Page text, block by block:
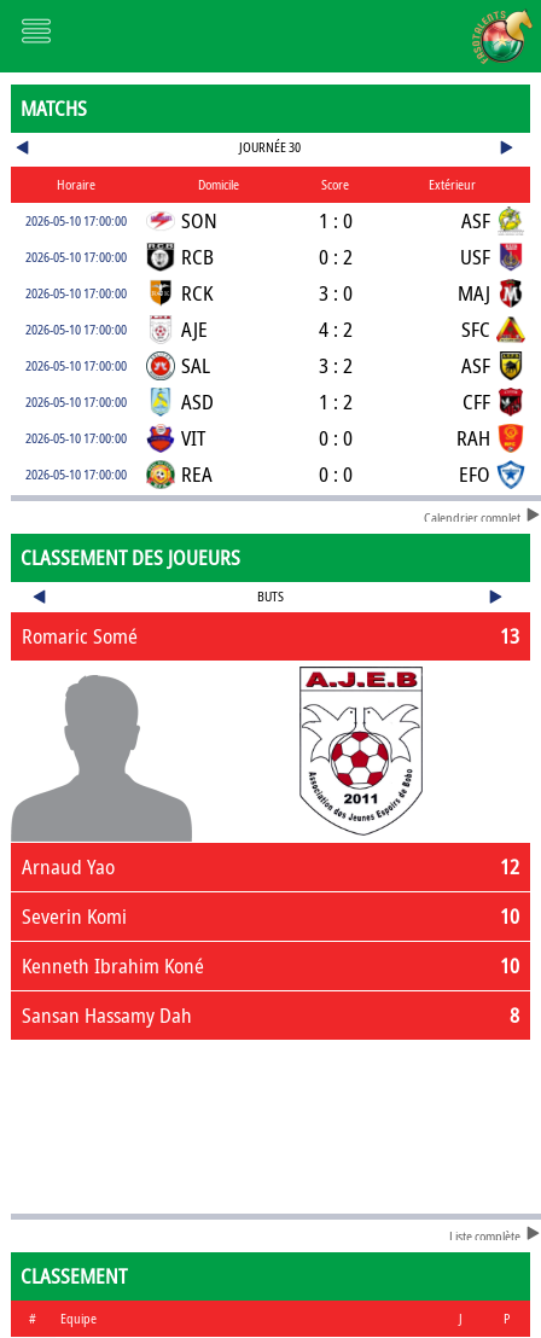
MATCHS
JOURNÉE 30
Horaire Domicile Score
Extérieur
2026-05-10 17:00:00
SON 1 : 0 ASF
2026-05-10 17:00:00 RCB 0 : 2 USF
2026-05-10 17:00:00 RCK 3 : 0 MAJ
2026-05-10 17:00:00 AJE 4 : 2 SFC
2026-05-10 17:00:00 SAL 3 : 2 ASF
2026-05-10 17:00:00 ASD 1 : 2 CFF
2026-05-10 17:00:00 VIT 0 : 0 RAH
2026-05-10 17:00:00 REA 0 : 0 EFO
Calendrier complet
CLASSEMENT DES JOUEURS
BUTS
13
Romaric Somé
12
Arnaud Yao
10
Severin Komi
10
Kenneth Ibrahim Koné
8
Sansan Hassamy Dah
Liste complète
CLASSEMENT
# Equipe J
P